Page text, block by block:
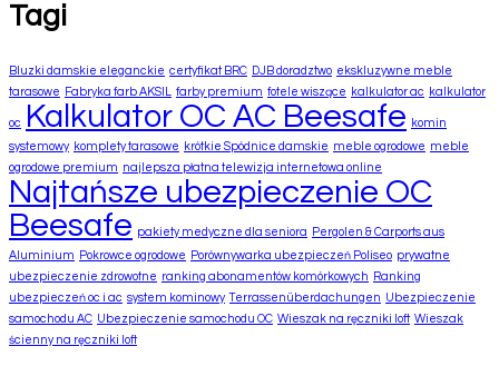
Tagi
Bluzki damskie eleganckie certyfikat BRC DJB doradztwo ekskluzywne meble
tarasowe
Fabryka farb AKSIL farby premium fotele wiszące kalkulator ac kalkulator
oc Kalkulator OC AC Beesafe komin
systemowy komplety tarasowe krótkie Spódnice damskie meble ogrodowe meble
ogrodowe premium najlepsza płatna telewizja internetowa online
Najtańsze ubezpieczenie OC
Beesafe pakiety medyczne dla seniora
Pergolen & Carports aus
Aluminium
Pokrowce ogrodowe Porównywarka ubezpieczeń Poliseo prywatne
ubezpieczenie zdrowotne ranking abonamentów komórkowych
Ranking
ubezpieczeń oc i ac system kominowy Terrassenüberdachungen Ubezpieczenie
samochodu AC Ubezpieczenie samochodu OC Wieszak na ręczniki loft Wieszak
ścienny na ręczniki loft